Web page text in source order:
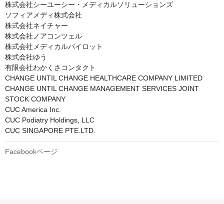
株式会社シーユーシー・メディカルソリューションズ
ソフィアメディ株式会社
株式会社ネイチャー
株式会社ノアコンツェル
株式会社メディカルパイロット
株式会社ゆう
有限会社わかくさコンタクト
CHANGE UNTIL CHANGE HEALTHCARE COMPANY LIMITED
CHANGE UNTIL CHANGE MANAGEMENT SERVICES JOINT
STOCK COMPANY
CUC America Inc.
CUC Podiatry Holdings, LLC
CUC SINGAPORE PTE.LTD.
Facebookページ